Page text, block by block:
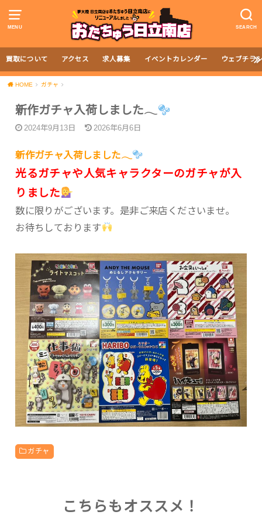
MENU SEARCH
買取について アクセス 求人募集 イベントカレンダー ウェブチラ
HOME ガチャ
新作ガチャ入荷しました𓂃
2024年9月13日 2026年6月6日
新作ガチャ入荷しました𓂃
光るガチャや人気キャラクターのガチャが入
りました
数に限りがございます。是非ご来店くださいませ。
お待ちしております
ガチャ
こちらもオススメ！